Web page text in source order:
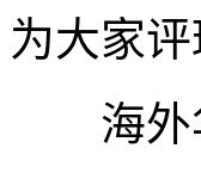
为大家评
海外华